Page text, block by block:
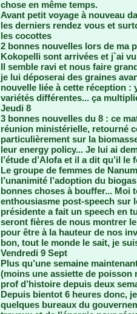
chose en même temps.
Avant petit voyage à nouveau
les derniers rendez vous et
les cocottes
2 bonnes nouvelles lors de ma
Kokopelli sont arrivées et j`ai
Il semble ravi et nous faire
je lui déposerai des graines
nouvelle liée à cette réception :
variétés différentes... ça
Jeudi 8
3 bonnes nouvelles du 8 : ce
réunion ministérielle, retourné
particulièrement sur la
leur energy policy... Je lui ai
l’étude d’Alofa et il a dit qu’il le
Le groupe de femmes de
l’unanimité l’adoption du
bonnes choses à bouffer... Moi
enthousiasme post-speech sur
présidente a fait un speech en
seront fières de nous montrer
pour être à la hauteur de nos
bon, tout le monde le sait, je
Vendredi 9 Sept
Plus qu’une semaine
(moins une assiette de poisson
prof d’histoire depuis deux
Depuis bientot 6 heures donc,
quelques bureaux du